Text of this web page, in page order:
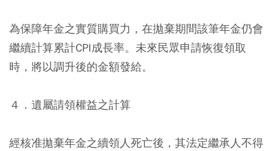
為保障年金之實質購買力，在拋棄期間該筆年金仍會
繼續計算累計CPI成長率。未來民眾申請恢復領取
時，將以調升後的金額發給。
４．遺屬請領權益之計算
經核准拋棄年金之續領人死亡後，其法定繼承人不得